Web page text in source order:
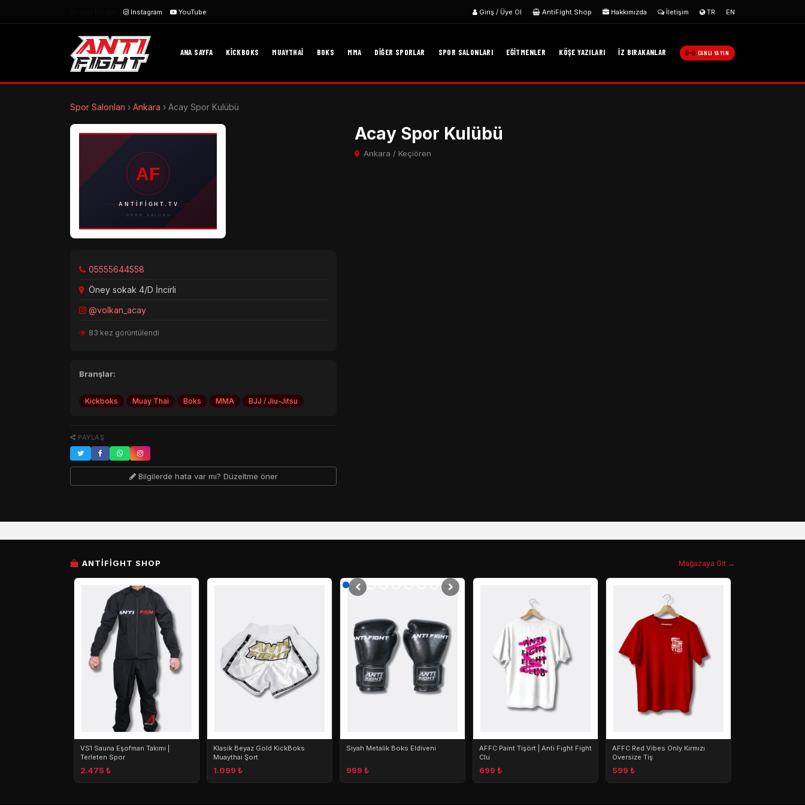
Instagram YouTube Giriş / Üye Ol AntiFight.Shop Hakkımızda İletişim TR EN
ANA SAYFA KICKBOKS MUAYTHAI BOKS MMA DIĞER SPORLAR SPOR SALONLARI EĞITMENLER KÖŞE YAZILARI İZ BIRAKANLAR CANLI YAYIN
Spor Salonları › Ankara › Acay Spor Kulübü
05555644558
Öney sokak 4/D İncirli
@volkan_acay
83 kez görüntülendi
Branşlar:
Kickboks Muay Thai Boks MMA BJJ / Jiu-Jitsu
PAYLAŞ
Bilgilerde hata var mı? Düzeltme öner
Acay Spor Kulübü
Ankara / Keçiören
ANTIFIGHT SHOP Mağazaya Git →
VS1 Sauna Eşofman Takımı |
Terleten Spor
2.475 ₺
Klasik Beyaz Gold KickBoks
Muaythai Şort
1.099 ₺
Siyah Metalik Boks Eldiveni
999 ₺
AFFC Paint Tişört | Anti Fight Fight
Clu
699 ₺
AFFC Red Vibes Only Kırmızı
Oversize Tiş
599 ₺